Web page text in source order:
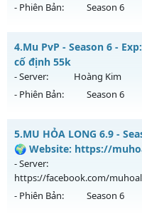
Exp: 9999x - Drop: 80%
Thể loại: Mu Nguyên bản
Antihack: KHÔNG THỂ
- Phiên Bản: Season 6
MU HỎA LONG 1 -
Mu mới ra tháng 07 2026 -
https://facebook.com/
27/07/2626
Kiểu reset: Non Reset
Thể loại: Mu Nguyên bản
Antihack: XShield
4.Mu PvP - Season 6 -
cố định 55k
- Server: Hoàng Kim
- Phiên Bản:
Season 6
Mu PvP - Giải Trí, Point cố
Mu mới ra tháng 08 2026
ngày 04/08/2626
Exp: 500x - Drop: 30%
5.MU HỎA LONG 6.9 -
🌍 Website: https://
- Server:
https://facebook.com/
- Phiên Bản: Season 6